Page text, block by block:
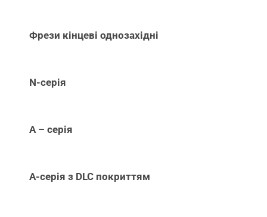
Фрези кінцеві однозахідні
N-серія
А – серія
А-серія з DLC покриттям